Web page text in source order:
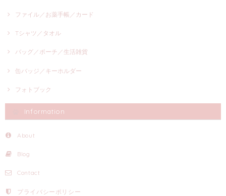
ファイル／お薬手帳／カード
Tシャツ／タオル
バッグ／ポーチ／生活雑貨
缶バッジ／キーホルダー
フォトブック
Information
About
Blog
Contact
プライバシーポリシー